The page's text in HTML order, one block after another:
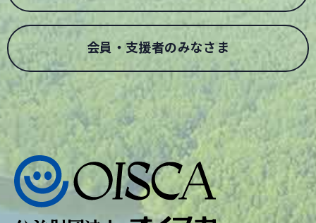
会員・支援者のみなさま